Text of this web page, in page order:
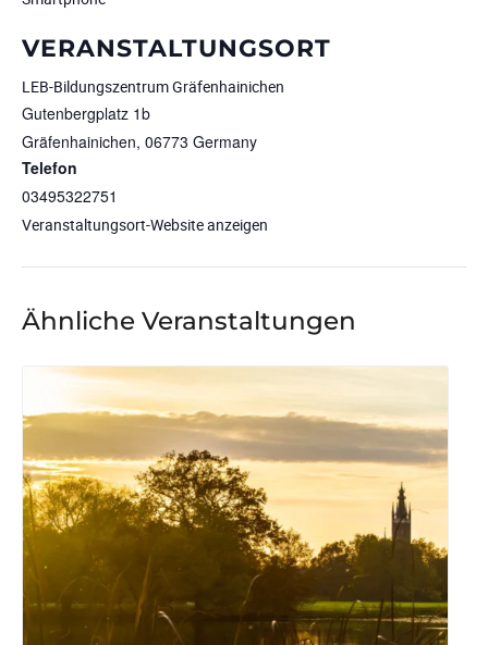
VERANSTALTUNGSORT
LEB-Bildungszentrum Gräfenhainichen
Gutenbergplatz 1b
Gräfenhainichen, 06773 Germany
Telefon
03495322751
Veranstaltungsort-Website anzeigen
Ähnliche Veranstaltungen